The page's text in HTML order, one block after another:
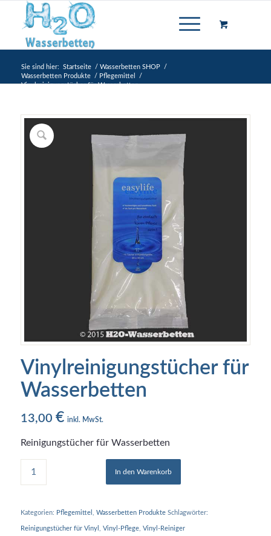
Sie sind hier: Startseite / Wasserbetten SHOP
/
Wasserbetten Produkte
/ Pflegemittel
/
Vinylreinigungstücher für Wasserbetten
Vinylreinigungstücher für
Wasserbetten
13,00 € inkl. MwSt.
Reinigungstücher für Wasserbetten
In den Warenkorb
Kategorien: Pflegemittel Wasserbetten Produkte Schlagwörter:
Reinigungstücher für Vinyl Vinyl-Pflege, Vinyl-Reiniger